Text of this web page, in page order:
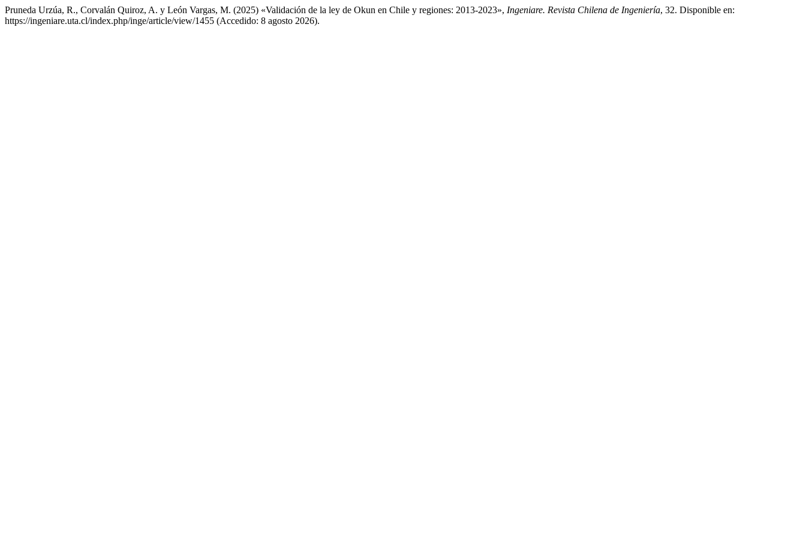
Pruneda Urzúa, R., Corvalán Quiroz, A. y León Vargas, M. (2025) «Validación de la ley de Okun en Chile y regiones: 2013-2023», Ingeniare. Revista Chilena de Ingeniería, 32. Disponible en:
https://ingeniare.uta.cl/index.php/inge/article/view/1455 (Accedido: 8 agosto 2026).